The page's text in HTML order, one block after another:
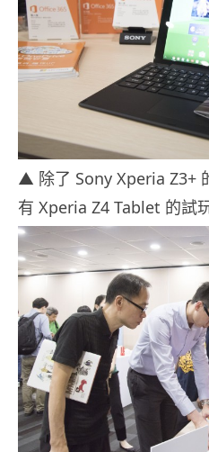
▲ 除了 Sony Xperia Z3+
有 Xperia Z4 Tablet 的試